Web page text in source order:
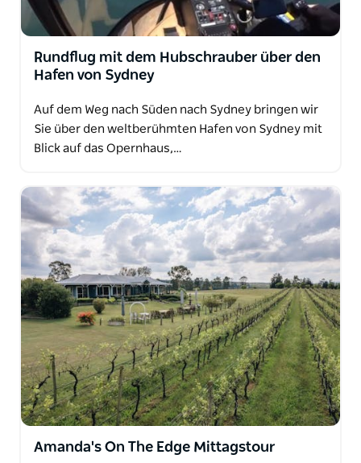
Rundflug mit dem Hubschrauber über den
Hafen von Sydney
Auf dem Weg nach Süden nach Sydney bringen wir
Sie über den weltberühmten Hafen von Sydney mit
Blick auf das Opernhaus,…
Amanda's On The Edge Mittagstour